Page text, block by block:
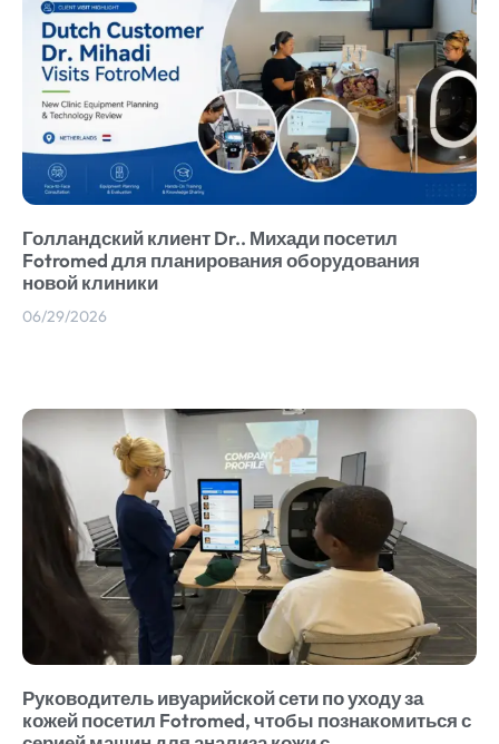
Голландский клиент Dr.. Михади посетил
Fotromed для планирования оборудования
новой клиники
06/29/2026
Руководитель ивуарийской сети по уходу за
кожей посетил Fotromed, чтобы познакомиться с